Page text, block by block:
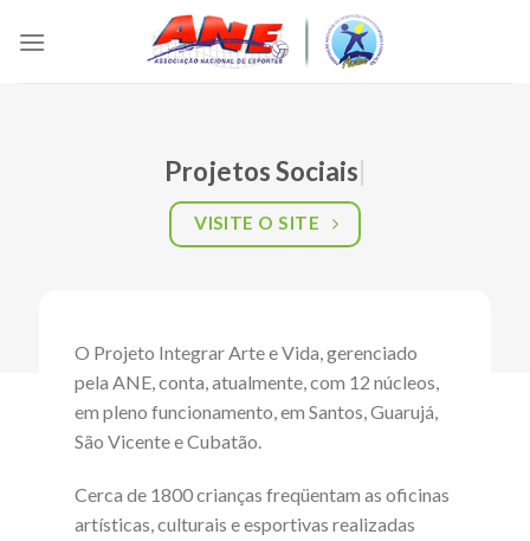
Projetos Sociais
VISITE O SITE
O Projeto Integrar Arte e Vida, gerenciado
pela ANE, conta, atualmente, com 12 núcleos,
em pleno funcionamento, em Santos, Guarujá,
São Vicente e Cubatão.
Cerca de 1800 crianças freqüentam as oficinas
artísticas, culturais e esportivas realizadas